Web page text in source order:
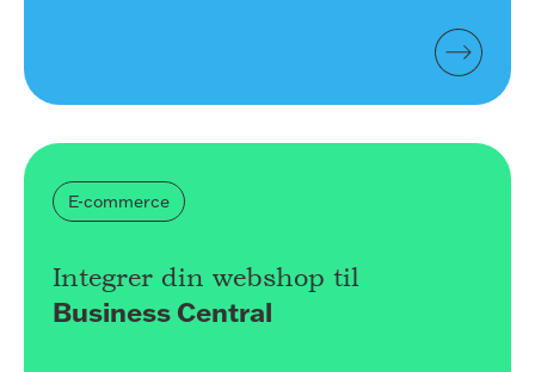
E-commerce
Integrer din webshop til
Business Central